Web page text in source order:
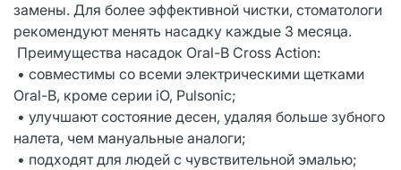
замены. Для более эффективной чистки, стоматологи
рекомендуют менять насадку каждые 3 месяца.
Преимущества насадок Oral-B Cross Action:
• совместимы со всеми электрическими щетками
Oral-B, кроме серии iO, Pulsonic;
• улучшают состояние десен, удаляя больше зубного
налета, чем мануальные аналоги;
• подходят для людей с чувствительной эмалью;